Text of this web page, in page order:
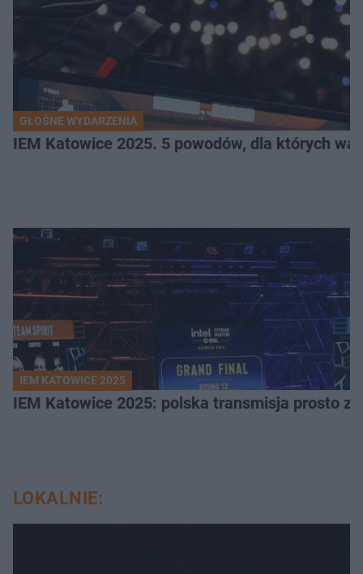
GŁOŚNE WYDARZENIA
IEM Katowice 2025. 5 powodów, dla których
IEM KATOWICE 2025
IEM Katowice 2025: polska transmisja prosto
LOKALNIE: